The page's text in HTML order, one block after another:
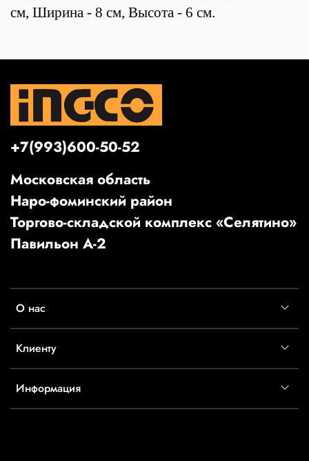
см, Ширина - 8 см, Высота - 6 см.
О нас
Клиенту
Информация
+7(993)600-50-52
Московская область
Наро-фоминский район
Торгово-складской комплекс «Селятино»
Павильон А-2